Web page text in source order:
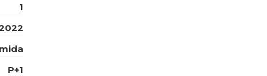
1
P+1